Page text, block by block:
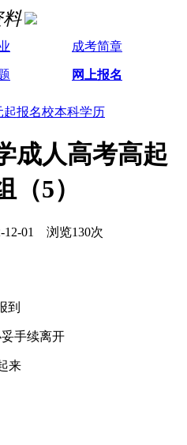
成考简章
网上报名
报名校本科学历
成人高考高起
5）
12-01 浏览130次
到
手续离开
来